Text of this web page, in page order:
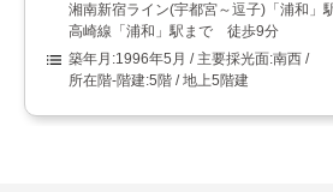
湘南新宿ライン(宇都宮～逗子)「浦和
高崎線「浦和」駅まで 徒歩9分
1996年5月
南西
5階 / 地上5階建